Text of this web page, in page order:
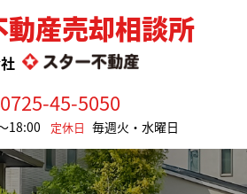
産売却相談所
0725-45-5050
18:00 定休日 毎週火・水曜日